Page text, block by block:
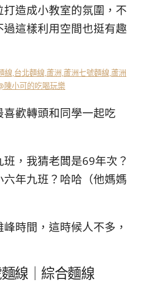
造成小教室的氛圍，不
這樣利用空間也挺有趣
歡轉頭和同學一起吃
，我猜老闆是69年次？
年九班？哈哈（他媽媽
時間，這時候人不多，
線｜綜合麵線